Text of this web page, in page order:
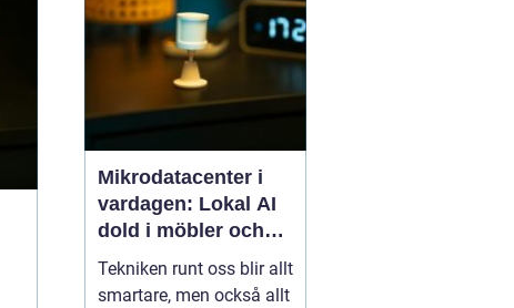
Mikrodatacenter i
vardagen: Lokal AI
dold i möbler och
lampor
Tekniken runt oss blir allt
smartare, men också allt